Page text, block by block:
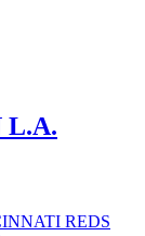
L.A.